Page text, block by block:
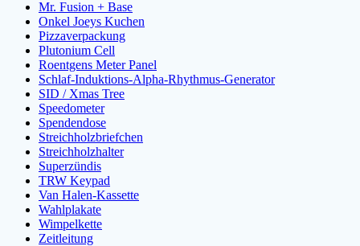
Mr. Fusion + Base
Onkel Joeys Kuchen
Pizzaverpackung
Plutonium Cell
Roentgens Meter Panel
Schlaf-Induktions-Alpha-Rhythmus-Generator
SID / Xmas Tree
Speedometer
Spendendose
Streichholzbriefchen
Streichholzhalter
Superzündis
TRW Keypad
Van Halen-Kassette
Wahlplakate
Wimpelkette
Zeitleitung